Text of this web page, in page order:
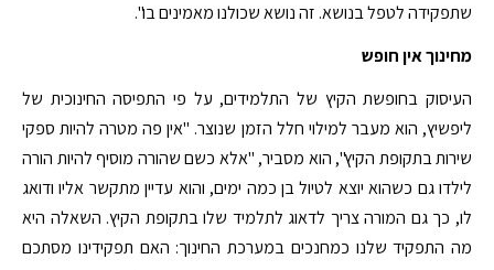
שתפקידה לטפל בנושא. זה נושא שכולנו מאמינים בו".
מחינוך אין חופש
העיסוק בחופשת הקיץ של התלמידים, על פי התפיסה החינוכית של
ליפשיץ, הוא מעבר למילוי חלל הזמן שנוצר. "אין פה מטרה להיות ספקי
שירות בתקופת הקיץ", הוא מסביר, "אלא כשם שהורה מוסיף להיות הורה
לילדו גם כשהוא יוצא לטיול בן כמה ימים, והוא עדיין מתקשר אליו ודואג
לו, כך גם המורה צריך לדאוג לתלמיד שלו בתקופת הקיץ. השאלה היא
מה התפקיד שלנו כמחנכים במערכת החינוך: האם תפקידינו מסתכם